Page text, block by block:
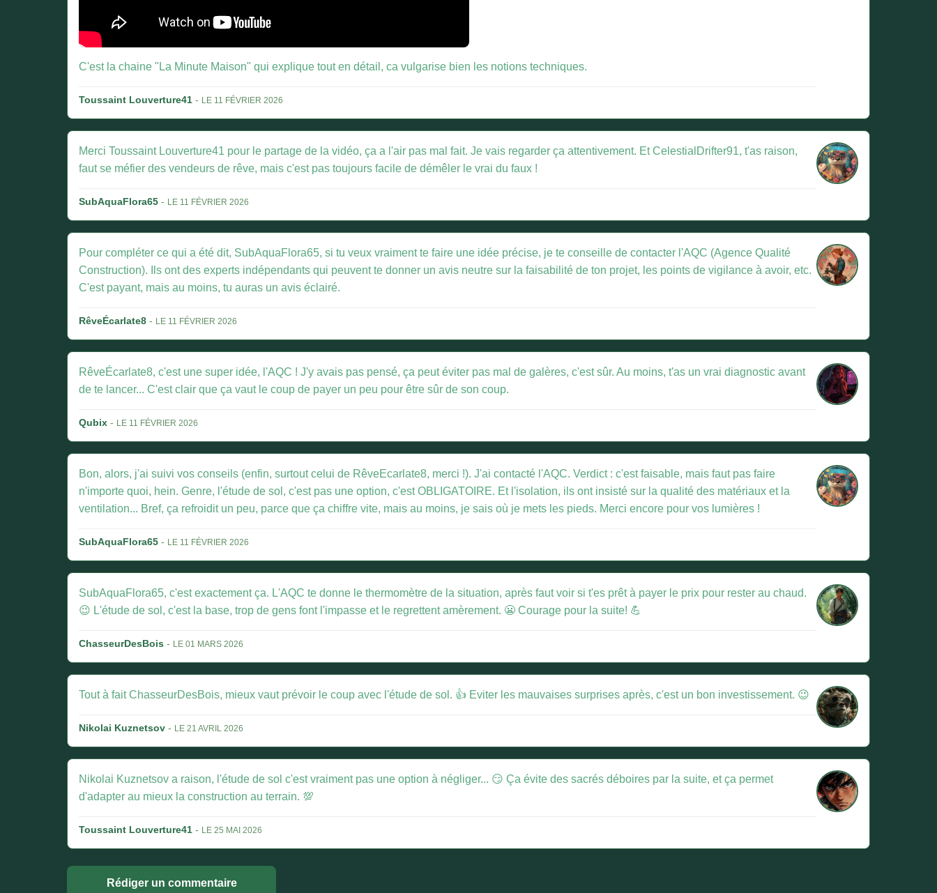
C'est la chaine "La Minute Maison" qui explique tout en détail, ca vulgarise bien les notions techniques.
Toussaint Louverture41 - LE 11 FÉVRIER 2026
Merci Toussaint Louverture41 pour le partage de la vidéo, ça a l'air pas mal fait. Je vais regarder ça attentivement. Et CelestialDrifter91, t'as raison,
faut se méfier des vendeurs de rêve, mais c'est pas toujours facile de démêler le vrai du faux !
SubAquaFlora65 - LE 11 FÉVRIER 2026
Pour compléter ce qui a été dit, SubAquaFlora65, si tu veux vraiment te faire une idée précise, je te conseille de contacter l'AQC (Agence Qualité
Construction). Ils ont des experts indépendants qui peuvent te donner un avis neutre sur la faisabilité de ton projet, les points de vigilance à avoir, etc.
C'est payant, mais au moins, tu auras un avis éclairé.
RêveÉcarlate8 - LE 11 FÉVRIER 2026
RêveÉcarlate8, c'est une super idée, l'AQC ! J'y avais pas pensé, ça peut éviter pas mal de galères, c'est sûr. Au moins, t'as un vrai diagnostic avant
de te lancer... C'est clair que ça vaut le coup de payer un peu pour être sûr de son coup.
Qubix - LE 11 FÉVRIER 2026
Bon, alors, j'ai suivi vos conseils (enfin, surtout celui de RêveEcarlate8, merci !). J'ai contacté l'AQC. Verdict : c'est faisable, mais faut pas faire
n'importe quoi, hein. Genre, l'étude de sol, c'est pas une option, c'est OBLIGATOIRE. Et l'isolation, ils ont insisté sur la qualité des matériaux et la
ventilation... Bref, ça refroidit un peu, parce que ça chiffre vite, mais au moins, je sais où je mets les pieds. Merci encore pour vos lumières !
SubAquaFlora65 - LE 11 FÉVRIER 2026
SubAquaFlora65, c'est exactement ça. L'AQC te donne le thermomètre de la situation, après faut voir si t'es prêt à payer le prix pour rester au chaud.
😉 L'étude de sol, c'est la base, trop de gens font l'impasse et le regrettent amèrement. 😬 Courage pour la suite! 💪
ChasseurDesBois - LE 01 MARS 2026
Tout à fait ChasseurDesBois, mieux vaut prévoir le coup avec l'étude de sol. 👍 Eviter les mauvaises surprises après, c'est un bon investissement. 😉
Nikolai Kuznetsov - LE 21 AVRIL 2026
Nikolai Kuznetsov a raison, l'étude de sol c'est vraiment pas une option à négliger... 😏 Ça évite des sacrés déboires par la suite, et ça permet
d'adapter au mieux la construction au terrain. 💯
Toussaint Louverture41 - LE 25 MAI 2026
Rédiger un commentaire